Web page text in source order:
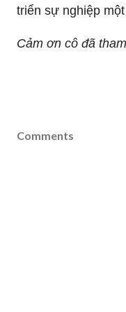
triển sự nghiệp
Cảm ơn cô đã
Comments